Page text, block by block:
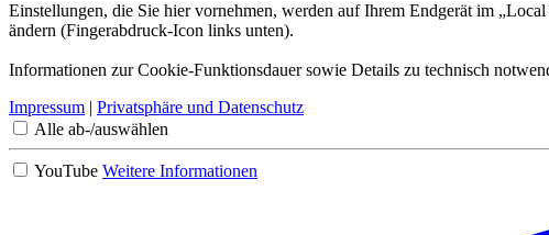
Einstellungen, die Sie hier vornehmen, werden auf Ihrem Endgerät im
ändern (Fingerabdruck-Icon links unten).
Informationen zur Cookie-Funktionsdauer sowie Details zu technisch
Impressum | Privatsphäre und Datenschutz
Alle ab-/auswählen
YouTube Weitere Informationen